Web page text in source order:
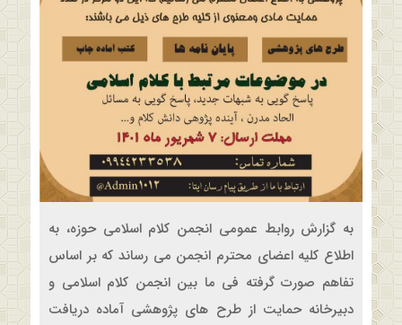
به گزارش روابط عمومی انجمن کلام اسلامی حوزه، به
اطلاع کلیه اعضای محترم انجمن می رساند که بر اساس
تفاهم صورت گرفته فی ما بین انجمن کلام اسلامی و
دبیرخانه حمایت از طرح های پژوهشی آماده دریافت